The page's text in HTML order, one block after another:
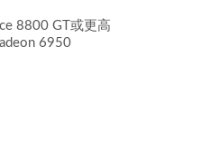
8800 GT或更高
6950